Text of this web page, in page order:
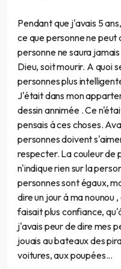
Pendant que j'avais 5
ce que personne ne
personne ne saura
Dieu, soit mourir. A quoi
personnes plus
J'était dans mon
dessin annimée . Ce
pensais á ces choses.
personnes doivent
respecter. La couleur de
n'indique rien sur la
personnes sont égaux,
dire un jour á ma nounou
faisait plus confiance,
j'avais peur de dire mes
jouais au bateaux des
voitures, aux poupées...